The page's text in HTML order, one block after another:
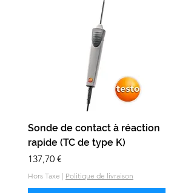
Sonde de contact à réaction
rapide (TC de type K)
Prix
137,70 €
Hors Taxe | Politique de livraison